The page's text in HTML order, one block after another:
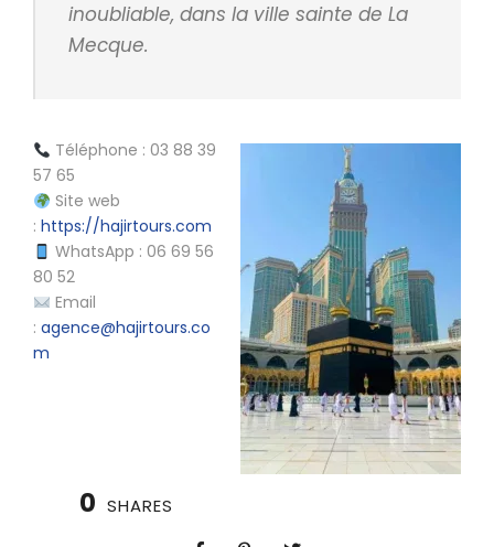
inoubliable, dans la ville sainte de La
Mecque.
Téléphone : 03 88 39
57 65
Site web
: https://hajirtours.com
WhatsApp : 06 69 56
80 52
Email
: agence@hajirtours.co
m
0 SHARES